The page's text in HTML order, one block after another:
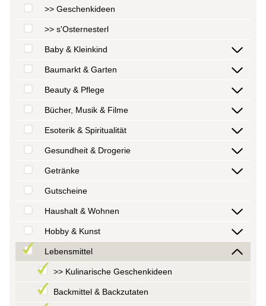
>> Geschenkideen
>> s'Osternesterl
Baby & Kleinkind
Baumarkt & Garten
Beauty & Pflege
Bücher, Musik & Filme
Esoterik & Spiritualität
Gesundheit & Drogerie
Getränke
Gutscheine
Haushalt & Wohnen
Hobby & Kunst
Lebensmittel
>> Kulinarische Geschenkideen
Backmittel & Backzutaten